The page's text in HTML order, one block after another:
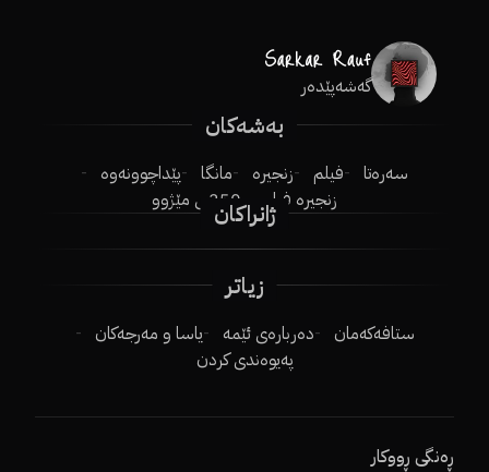
گەشەپێدەر
بەشەکان
سەرەتا فیلم زنجیرە مانگا
پێداچوونەوە
زنجیرە فیلم
250ـی مێژوو
ژانراکان
زیاتر
ستافەکەمان دەربارەی ئێمە
یاسا و مەرجەکان
پەیوەندی کردن
ڕەنگی ڕووکار